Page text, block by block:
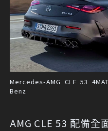
Mercedes-AMG CLE 53
Benz
AMG CLE 53 配備全